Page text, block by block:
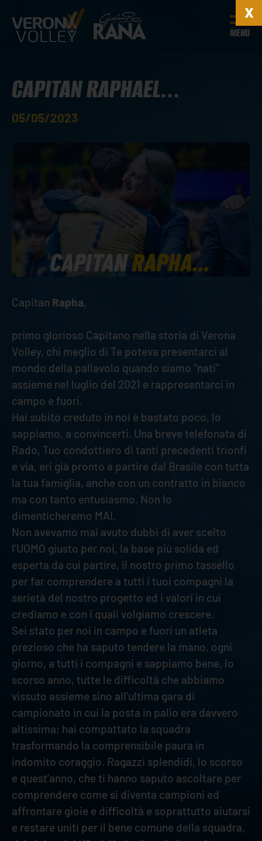
MENU
CAPITAN RAPHAEL...
05/05/2023
Capitan Rapha,
primo glorioso Capitano nella storia di Verona
Volley, chi meglio di Te poteva presentarci al
mondo della pallavolo quando siamo “nati”
assieme nel luglio del 2021 e rappresentarci in
campo e fuori.
Hai subito creduto in noi è bastato poco, lo
sappiamo, a convincerti. Una breve telefonata di
Rado, Tuo condottiero di tanti precedenti trionfi
e via, eri già pronto a partire dal Brasile con tutta
la tua famiglia, anche con un contratto in bianco
ma con tanto entusiasmo. Non lo
dimenticheremo MAI.
Non avevamo mai avuto dubbi di aver scelto
l’UOMO giusto per noi, la base più solida ed
esperta da cui partire, il nostro primo tassello
per far comprendere a tutti i tuoi compagni la
serietà del nostro progetto ed i valori in cui
crediamo e con i quali volgiamo crescere.
Sei stato per noi in campo e fuori un atleta
prezioso che ha saputo tendere la mano, ogni
giorno, a tutti i compagni e sappiamo bene, lo
scorso anno, tutte le difficoltà che abbiamo
vissuto assieme sino all’ultima gara di
campionato in cui la posta in palio era davvero
altissima; hai compattato la squadra
trasformando la comprensibile paura in
indomito coraggio. Ragazzi splendidi, lo scorso
e quest’anno, che ti hanno saputo ascoltare per
comprendere come si diventa campioni ed
affrontare gioie e difficoltà e soprattutto aiutarsi
e restare uniti per il bene comune della squadra,